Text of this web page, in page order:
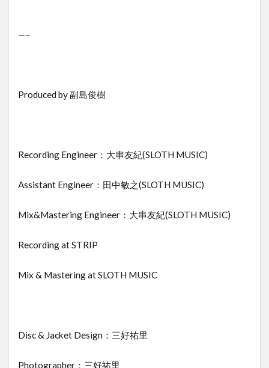
—–
Produced by 副島俊樹
Recording Engineer：大串友紀(SLOTH MUSIC)
Assistant Engineer：田中敏之(SLOTH MUSIC)
Mix&Mastering Engineer：大串友紀(SLOTH MUSIC)
Recording at STRIP
Mix & Mastering at SLOTH MUSIC
Disc & Jacket Design：三好祐里
Photographer：三好祐里